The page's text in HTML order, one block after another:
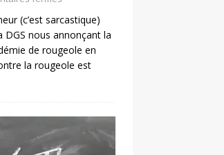
(c’est sarcastique)
DGS nous annonçant la
de rougeole en
la rougeole est